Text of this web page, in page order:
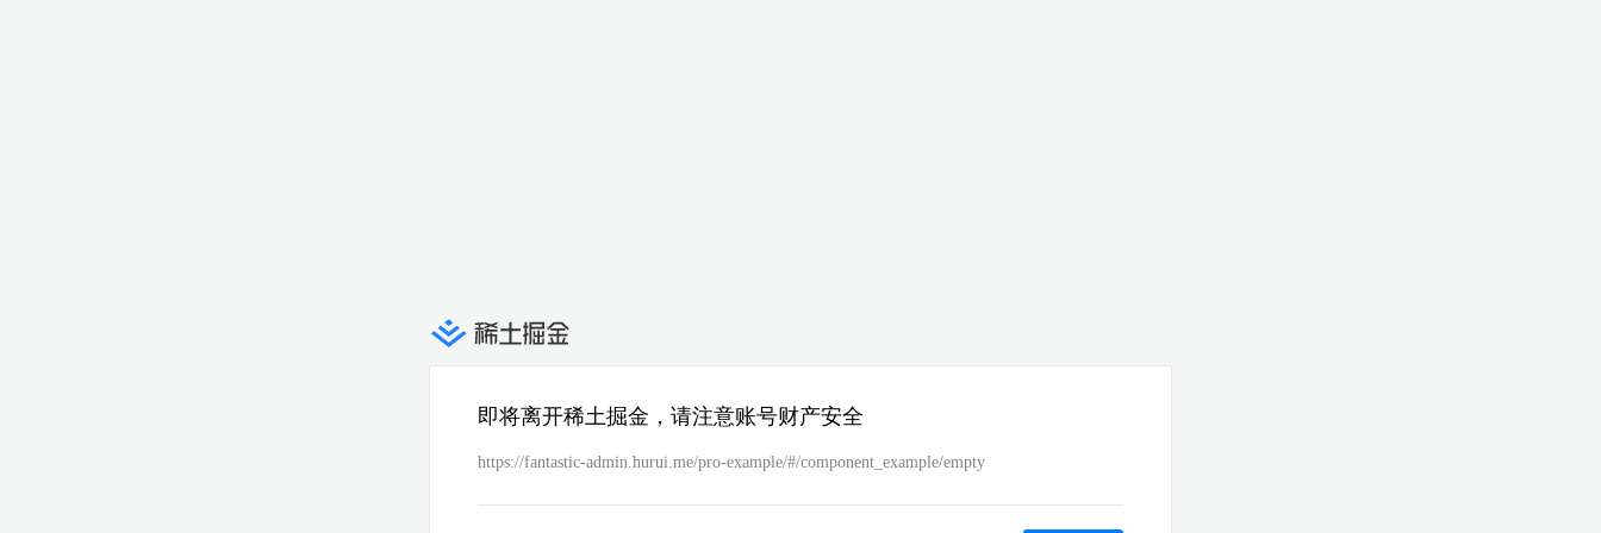
即将离开稀土掘金，请注意账号财产安全
https://fantastic-admin.hurui.me/pro-example/#/component_example/empty